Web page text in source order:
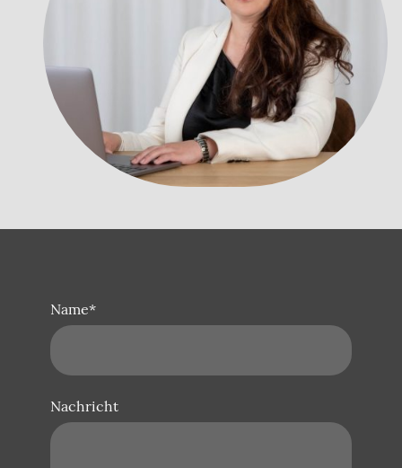
Name*
Nachricht